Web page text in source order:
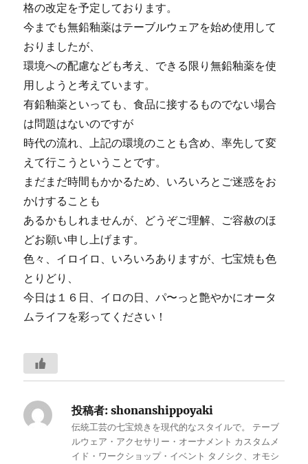
格の改定を予定しております。
今までも無鉛釉薬はテーブルウェアを始め使用して
おりましたが、
環境への配慮なども考え、できる限り無鉛釉薬を使
用しようと考えています。
有鉛釉薬といっても、食品に接するものでない場合
は問題はないのですが
時代の流れ、上記の環境のことも含め、率先して変
えて行こうということです。
まだまだ時間もかかるため、いろいろとご迷惑をお
かけすることも
あるかもしれませんが、どうぞご理解、ご容赦のほ
どお願い申し上げます。
色々、イロイロ、いろいろありますが、七宝焼も色
とりどり、
今日は１６日、イロの日、パ〜っと艶やかにオータ
ムライフを彩ってください！
投稿者: shonanshippoyaki
伝統工芸の七宝焼きを現代的なスタイルで。 テーブ
ルウェア・アクセサリー・オーナメント カスタムメ
イド・ワークショップ・イベント タノシク、オモシ